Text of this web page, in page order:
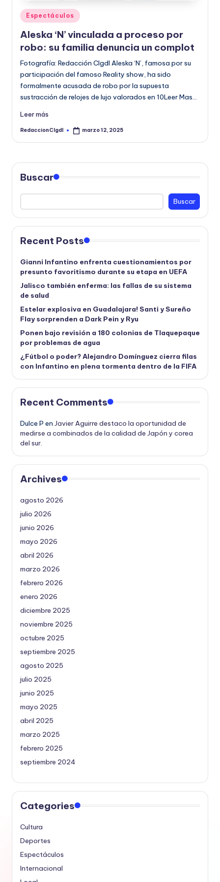
o
m
a
ti
v
a
Publicado
en
Espectáculos
Aleska ‘N’ vinculada a proceso por
robo: su familia denuncia un complot
Fotografía: Redacción CIgdl Aleska ‘N’, famosa por su
participación del famoso Reality show, ha sido
formalmente acusada de robo por la supuesta
sustracción de relojes de lujo valorados en 10Leer Mas…
Leer más
Publicado
RedaccionCIgdl marzo 12, 2025
Buscar
Buscar
Recent Posts
Gianni Infantino enfrenta cuestionamientos por
presunto favoritismo durante su etapa en UEFA
Jalisco también enferma: las fallas de su sistema
de salud
Estelar explosiva en Guadalajara! Santi y Sureño
Flay sorprenden a Dark Pein y Ryu
Ponen bajo revisión a 180 colonias de Tlaquepaque
por problemas de agua
¿Fútbol o poder? Alejandro Domínguez cierra filas
con Infantino en plena tormenta dentro de la FIFA
Recent Comments
Dulce P en Javier Aguirre destaco la oportunidad de
medirse a combinados de la calidad de Japón y corea
del sur.
Archives
agosto 2026
julio 2026
junio 2026
mayo 2026
abril 2026
marzo 2026
febrero 2026
enero 2026
diciembre 2025
noviembre 2025
octubre 2025
septiembre 2025
agosto 2025
julio 2025
junio 2025
mayo 2025
abril 2025
marzo 2025
febrero 2025
septiembre 2024
Categories
Cultura
Deportes
Espectáculos
Internacional